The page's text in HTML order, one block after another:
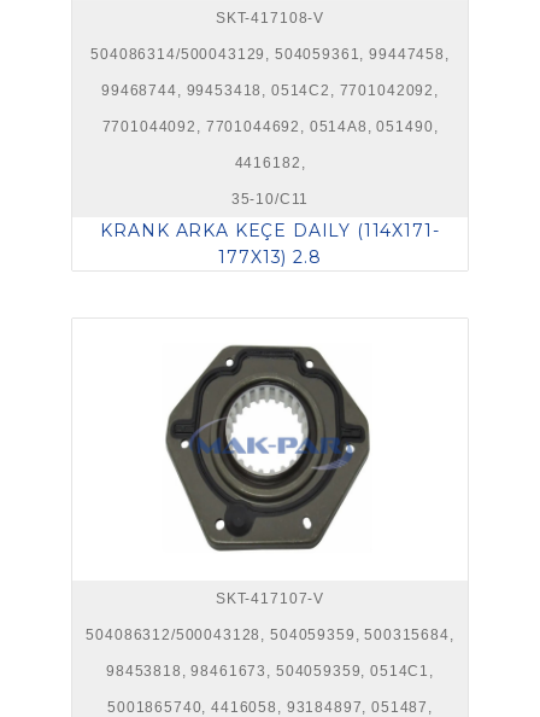
SKT-417108-V
504086314/500043129, 504059361, 99447458,
99468744, 99453418, 0514C2, 7701042092,
7701044092, 7701044692, 0514A8, 051490,
4416182,
35-10/C11
KRANK ARKA KEÇE DAILY (114X171-
177X13) 2.8
SKT-417107-V
504086312/500043128, 504059359, 500315684,
98453818, 98461673, 504059359, 0514C1,
5001865740, 4416058, 93184897, 051487,